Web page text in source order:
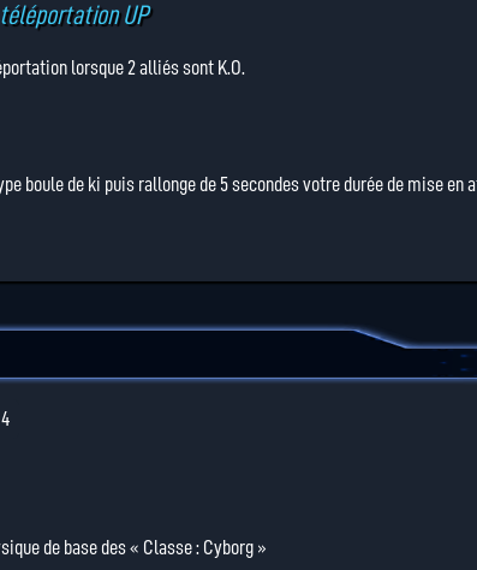
UP
lorsque 2 alliés sont K.O.
boule de ki puis rallonge de 5 secondes votre durée de mise
de base des « Classe : Cyborg »